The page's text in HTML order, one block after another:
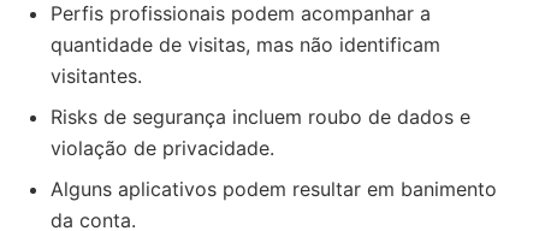
Perfis profissionais podem acompanhar a
quantidade de visitas, mas não identificam
visitantes.
Risks de segurança incluem roubo de dados e
violação de privacidade.
Alguns aplicativos podem resultar em banimento
da conta.